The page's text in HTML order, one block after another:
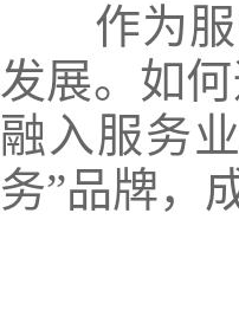
作为服
发展。如
融入服务
务”品牌，